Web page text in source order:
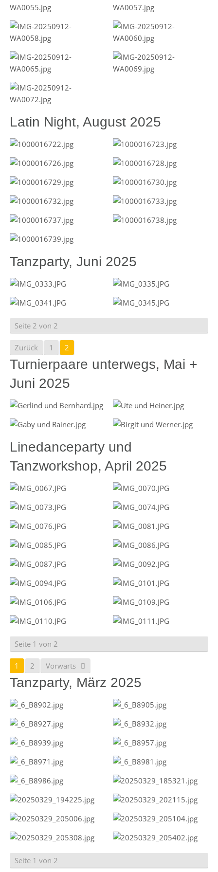
Latin Night, August 2025
Tanzparty, Juni 2025
Seite 2 von 2
Zurück 1 2
Turnierpaare unterwegs, Mai +
Juni 2025
Linedanceparty und
Tanzworkshop, April 2025
Seite 1 von 2
1 2 Vorwärts
Tanzparty, März 2025
Seite 1 von 2